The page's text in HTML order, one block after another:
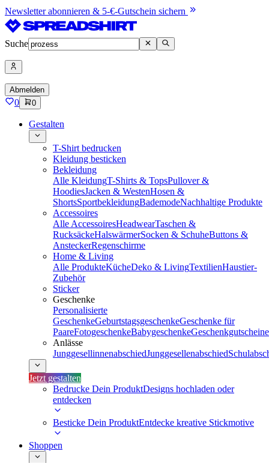
Newsletter abonnieren & 5-€-Gutschein sichern
Suche
Abmelden
0 0
Gestalten
T-Shirt bedrucken
Kleidung besticken
Bekleidung
Alle KleidungT-Shirts & TopsPullover &
HoodiesJacken & WestenHosen &
ShortsSportbekleidungBademodeNachhaltige Produkte
Accessoires
Alle AccessoiresHeadwearTaschen &
RucksäckeHalswärmerSocken & SchuheButtons &
AnsteckerRegenschirme
Home & Living
Alle ProdukteKücheDeko & LivingTextilienHaustier-
Zubehör
Sticker
Geschenke
Personalisierte
GeschenkeGeburtstagsgeschenkeGeschenke für
PaareFotogeschenkeBabygeschenkeGeschenkgutscheine
Anlässe
JunggesellinnenabschiedJunggesellenabschied
Jetzt gestalten
Bedrucke Dein ProduktDesigns hochladen oder
entdecken
Besticke Dein ProduktEntdecke kreative Stickmotive
Shoppen